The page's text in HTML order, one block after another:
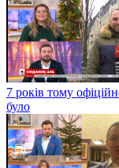
7 років тому
було